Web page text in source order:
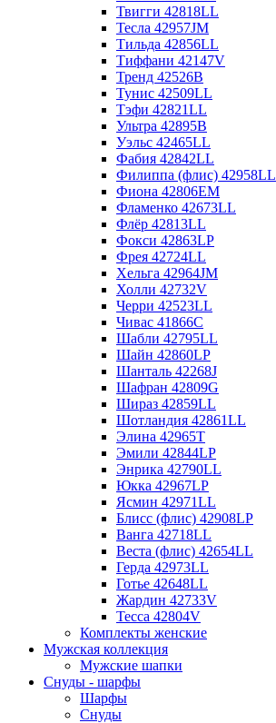
Твигги 42818LL
Тесла 42957JM
Тильда 42856LL
Тиффани 42147V
Тренд 42526B
Тунис 42509LL
Тэфи 42821LL
Ультра 42895B
Уэльс 42465LL
Фабия 42842LL
Филиппа (флис) 42958LL
Фиона 42806EM
Фламенко 42673LL
Флёр 42813LL
Фокси 42863LP
Фрея 42724LL
Хельга 42964JM
Холли 42732V
Черри 42523LL
Чивас 41866C
Шабли 42795LL
Шайн 42860LP
Шанталь 42268J
Шафран 42809G
Шираз 42859LL
Шотландия 42861LL
Элина 42965T
Эмили 42844LP
Энрика 42790LL
Юкка 42967LP
Ясмин 42971LL
Блисс (флис) 42908LP
Ванга 42718LL
Веста (флис) 42654LL
Герда 42973LL
Готье 42648LL
Жардин 42733V
Тесса 42804V
Комплекты женские
Мужская коллекция
Мужские шапки
Снуды - шарфы
Шарфы
Снуды